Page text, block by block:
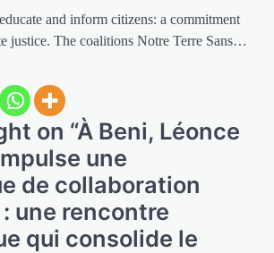
and inform citizens: a commitment
justice. The coalitions Notre Terre Sans…
on “À Beni, Léonce
une
de collaboration
une rencontre
qui consolide le